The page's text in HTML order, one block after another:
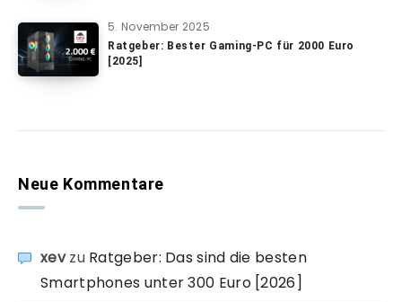
5. November 2025
Ratgeber: Bester Gaming-PC für 2000 Euro
[2025]
Neue Kommentare
xevzu Ratgeber: Das sind die besten
Smartphones unter 300 Euro [2026]